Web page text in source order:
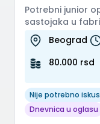
Potrebni junior
sastojaka u
Posao se
Beograd
80.000 rsd
Nije potrebno
Dnevnica u oglasu